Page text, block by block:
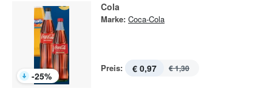
-25%
Cola
Marke: Coca-Cola
Preis: € 0,97 € 1,30